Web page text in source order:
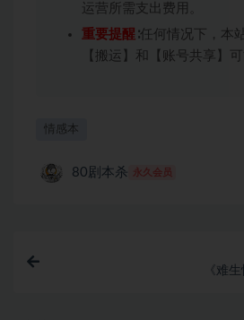
运营所需支出费用。
重要提醒 ∶任何情况下，本
【搬运】和【账号共享】
情感本
80剧本杀 永久会员
《难